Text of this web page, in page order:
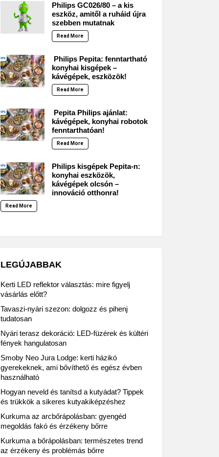
Philips GC026/80 – a kis
eszköz, amitől a ruháid újra
szebben mutatnak
Read More
Philips Pepita: fenntartható
konyhai kisgépek –
kávégépek, eszközök!
Read More
Pepita Philips ajánlat:
kávégépek, konyhai robotok
fenntarthatóan!
Read More
Philips kisgépek Pepita-n:
konyhai eszközök,
kávégépek olcsón –
innováció otthonra!
Read More
LEGÚJABBAK
Kerti LED reflektor választás: mire figyelj
vásárlás előtt?
Tavaszi-nyári szezon: dolgozz és pihenj
tudatosan
Nyári terasz dekoráció: LED-füzérek és kültéri
fények hangulatosan
Smoby Neo Jura Lodge: kerti házikó
gyerekeknek, ami bővíthető és egész évben
használható
Hogyan neveld és tanítsd a kutyádat? Tippek
és trükkök a sikeres kutyakiképzéshez
Kurkuma az arcbőrápolásban: gyengéd
megoldás fakó és érzékeny bőrre
Kurkuma a bőrápolásban: természetes trend
az érzékeny és problémás bőrre